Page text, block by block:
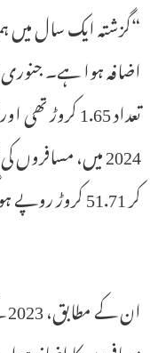
2024 میں،
کر 51.71 کروڑ روپے ہو گئی،” وزیر نے ایک بیان میں کہا۔